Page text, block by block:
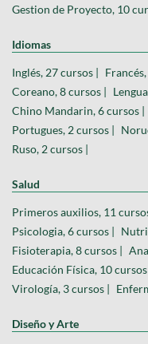
Gestion de Proyecto, 10
Idiomas
Inglés, 27 cursos |
Coreano, 8 cursos |
Chino Mandarin, 6 cursos |
Portugues, 2 cursos |
Ruso, 2 cursos |
Salud
Primeros auxilios, 11
Psicologia, 6 cursos |
Fisioterapia, 8 cursos |
Educación Física, 10
Virología, 3 cursos |
Diseño y Arte